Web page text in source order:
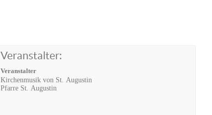
Veranstalter:
Veranstalter
Kirchenmusik von St. Augustin
Pfarre St. Augustin